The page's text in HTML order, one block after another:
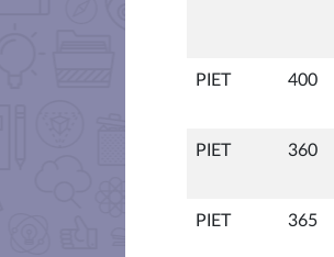
PIET 400
PIET 360
PIET 365